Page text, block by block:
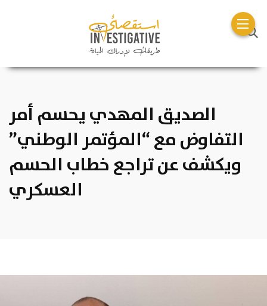
الصديق المهدي يحسم أمر
التفاوض مع “المؤتمر الوطني”
ويكشف عن تراجع خطاب الحسم
العسكري